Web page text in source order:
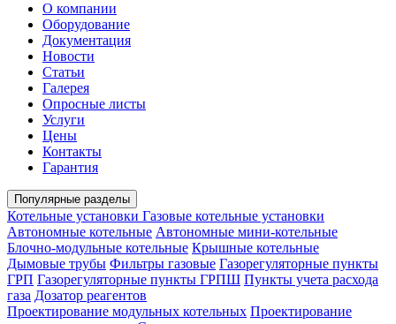
О компании
Оборудование
Документация
Новости
Статьи
Галерея
Опросные листы
Услуги
Цены
Контакты
Гарантия
Популярные разделы
Котельные установки Газовые котельные установки
Автономные котельные Автономные мини-котельные
Блочно-модульные котельные Крышные котельные
Дымовые трубы Фильтры газовые Газорегуляторные пункты
ГРП Газорегуляторные пункты ГРПШ Пункты учета расхода
газа Дозатор реагентов
Проектирование модульных котельных Проектирование